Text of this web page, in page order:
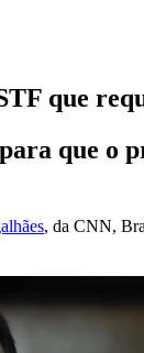
que
que o
, da CNN,